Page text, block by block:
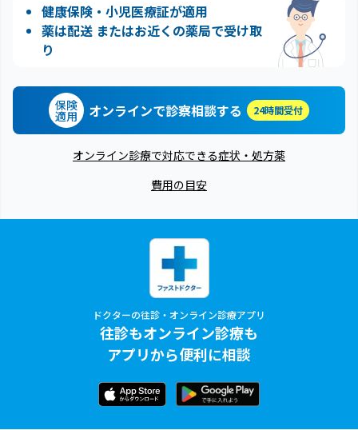
健康保険・小児医療証が適用
薬は配送 またはお近くの薬局で受け取
り
保険
適用 オンラインで診察相談する 24時間受付
オンライン診療で対応できる症状・処方薬
費用の目安
ドクターの往診・オンライン診療アプリ
往診もオンライン診療も
アプリから便利に相談